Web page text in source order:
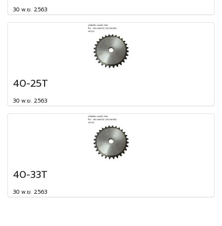
30 พ.ย. 2563
40-25T
30 พ.ย. 2563
40-33T
30 พ.ย. 2563